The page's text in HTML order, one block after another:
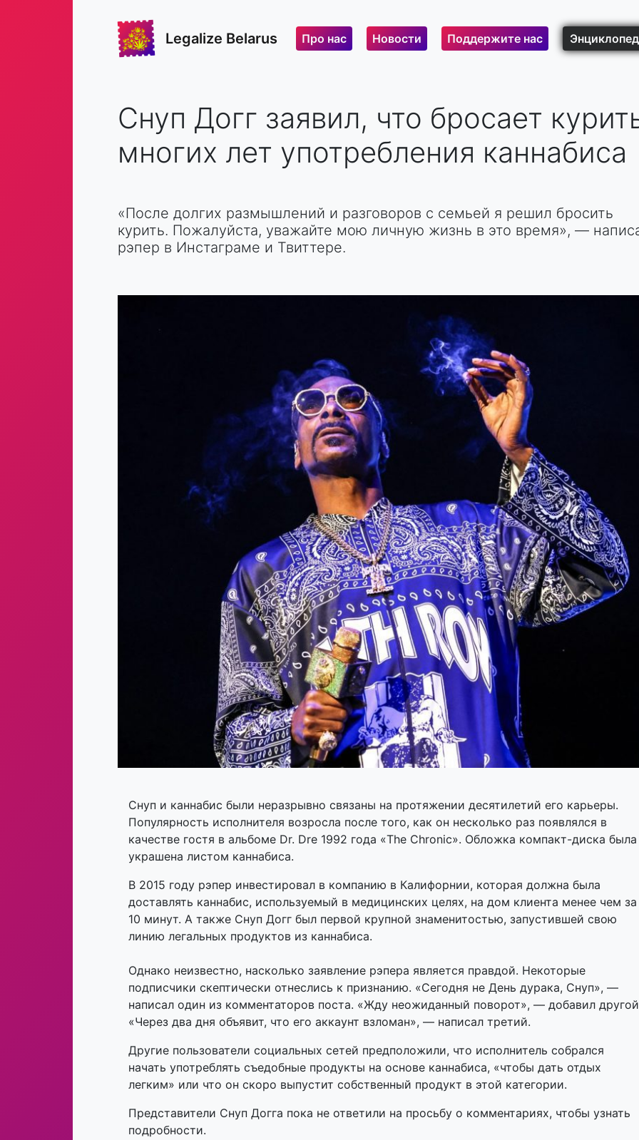
Legalize Belarus Про нас Новости Поддержите нас
Снуп Догг заявил, что бросает
многих лет употребления каннабиса
«После долгих размышлений и разговоров с семьей я решил бросить
курить. Пожалуйста, уважайте мою личную жизнь в это время», —
рэпер в Инстаграме и Твиттере.
Снуп и каннабис были неразрывно связаны на протяжении десятилетий его карьеры.
Популярность исполнителя возросла после того, как он несколько раз появлялся в
качестве гостя в альбоме Dr. Dre 1992 года «The Chronic». Обложка компакт-диска была
украшена листом каннабиса.
В 2015 году рэпер инвестировал в компанию в Калифорнии, которая должна была
доставлять каннабис, используемый в медицинских целях, на дом клиента менее чем за
10 минут. А также Снуп Догг был первой крупной знаменитостью, запустившей свою
линию легальных продуктов из каннабиса.
Однако неизвестно, насколько заявление рэпера является правдой. Некоторые
подписчики скептически отнеслись к признанию. «Сегодня не День дурака, Снуп», —
написал один из комментаторов поста. «Жду неожиданный поворот», — добавил
«Через два дня объявит, что его аккаунт взломан», — написал третий.
Другие пользователи социальных сетей предположили, что исполнитель собрался
начать употреблять съедобные продукты на основе каннабиса, «чтобы дать отдых
легким» или что он скоро выпустит собственный продукт в этой категории.
Представители Снуп Догга пока не ответили на просьбу о комментариях, чтобы узнать
подробности.